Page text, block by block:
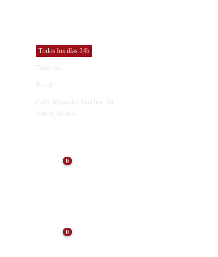
Todos los días 24h
Teléfono:
Email:
Calle Alejandro Sánchez, 94
28019, Madrid
0
0